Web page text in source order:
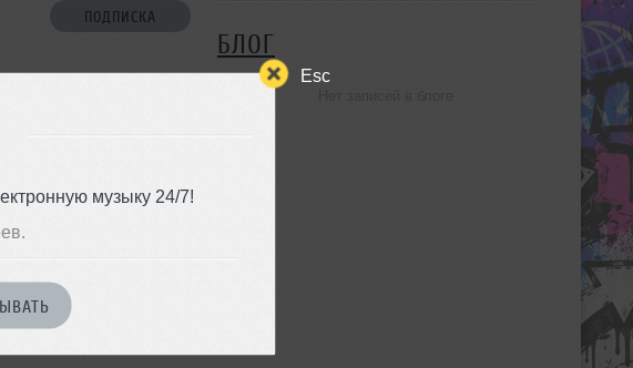
Esc
музыку 24/7!
ПОДПИСКА
БЛОГ